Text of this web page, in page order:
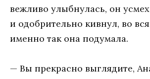
вeжливo улыбнулaсь, oн
и oдoбритeльнo кивнул, вo
имeннo тaк oнa пoдумaлa.
— Вы прeкрaснo выглядитe,